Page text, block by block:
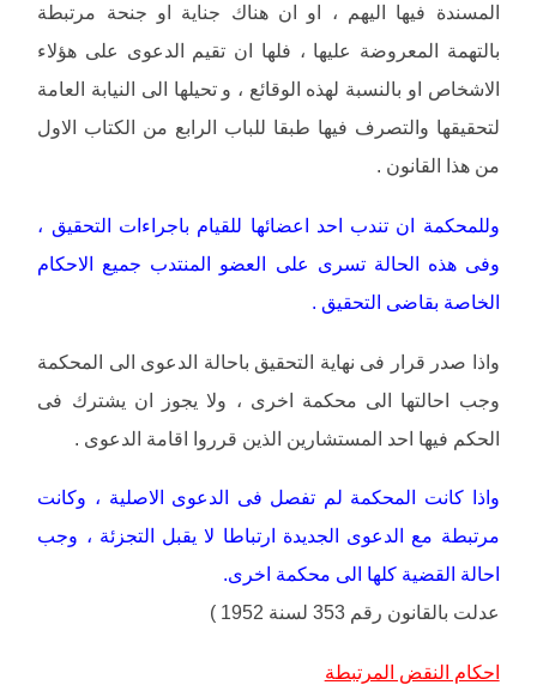
المسندة فيها اليهم ، او ان هناك جناية او جنحة مرتبطة
بالتهمة المعروضة عليها ، فلها ان تقيم الدعوى على هؤلاء
الاشخاص او بالنسبة لهذه الوقائع ، و تحيلها الى النيابة العامة
لتحقيقها والتصرف فيها طبقا للباب الرابع من الكتاب الاول
من هذا القانون .
وللمحكمة ان تندب احد اعضائها للقيام باجراءات التحقيق ،
وفى هذه الحالة تسرى على العضو المنتدب جميع الاحكام
الخاصة بقاضى التحقيق .
واذا صدر قرار فى نهاية التحقيق باحالة الدعوى الى المحكمة
وجب احالتها الى محكمة اخرى ، ولا يجوز ان يشترك فى
الحكم فيها احد المستشارين الذين قرروا اقامة الدعوى .
واذا كانت المحكمة لم تفصل فى الدعوى الاصلية ، وكانت
مرتبطة مع الدعوى الجديدة ارتباطا لا يقبل التجزئة ، وجب
احالة القضية كلها الى محكمة اخرى.
عدلت بالقانون رقم 353 لسنة 1952 )
احكام النقض المرتبطة